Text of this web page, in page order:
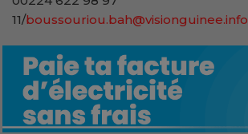
11/boussouriou.bah@visionguinee.info